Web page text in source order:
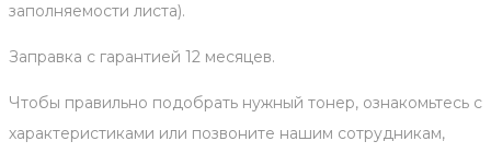
заполняемости листа).
Заправка с гарантией 12 месяцев.
Чтобы правильно подобрать нужный тонер, ознакомьтесь с
характеристиками или позвоните нашим сотрудникам,